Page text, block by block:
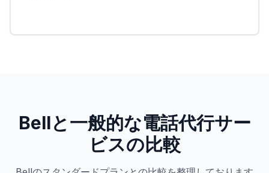
Bellと一般的な電話代行サー
ビスの比較